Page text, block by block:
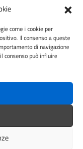
come i cookie per
Il consenso a queste
di navigazione
consenso può influire